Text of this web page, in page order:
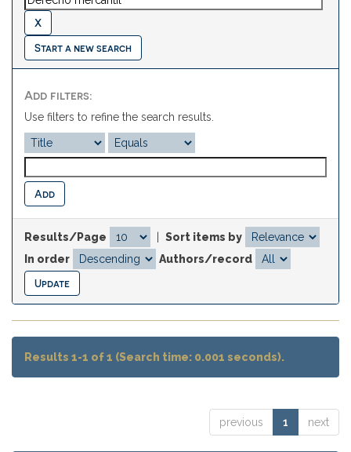
Start a new search
Add filters:
Use filters to refine the search results.
Results/Page
Sort items by
In order
Authors/record
Results 1-1 of 1 (Search time: 0.001 seconds).
previous 1 next